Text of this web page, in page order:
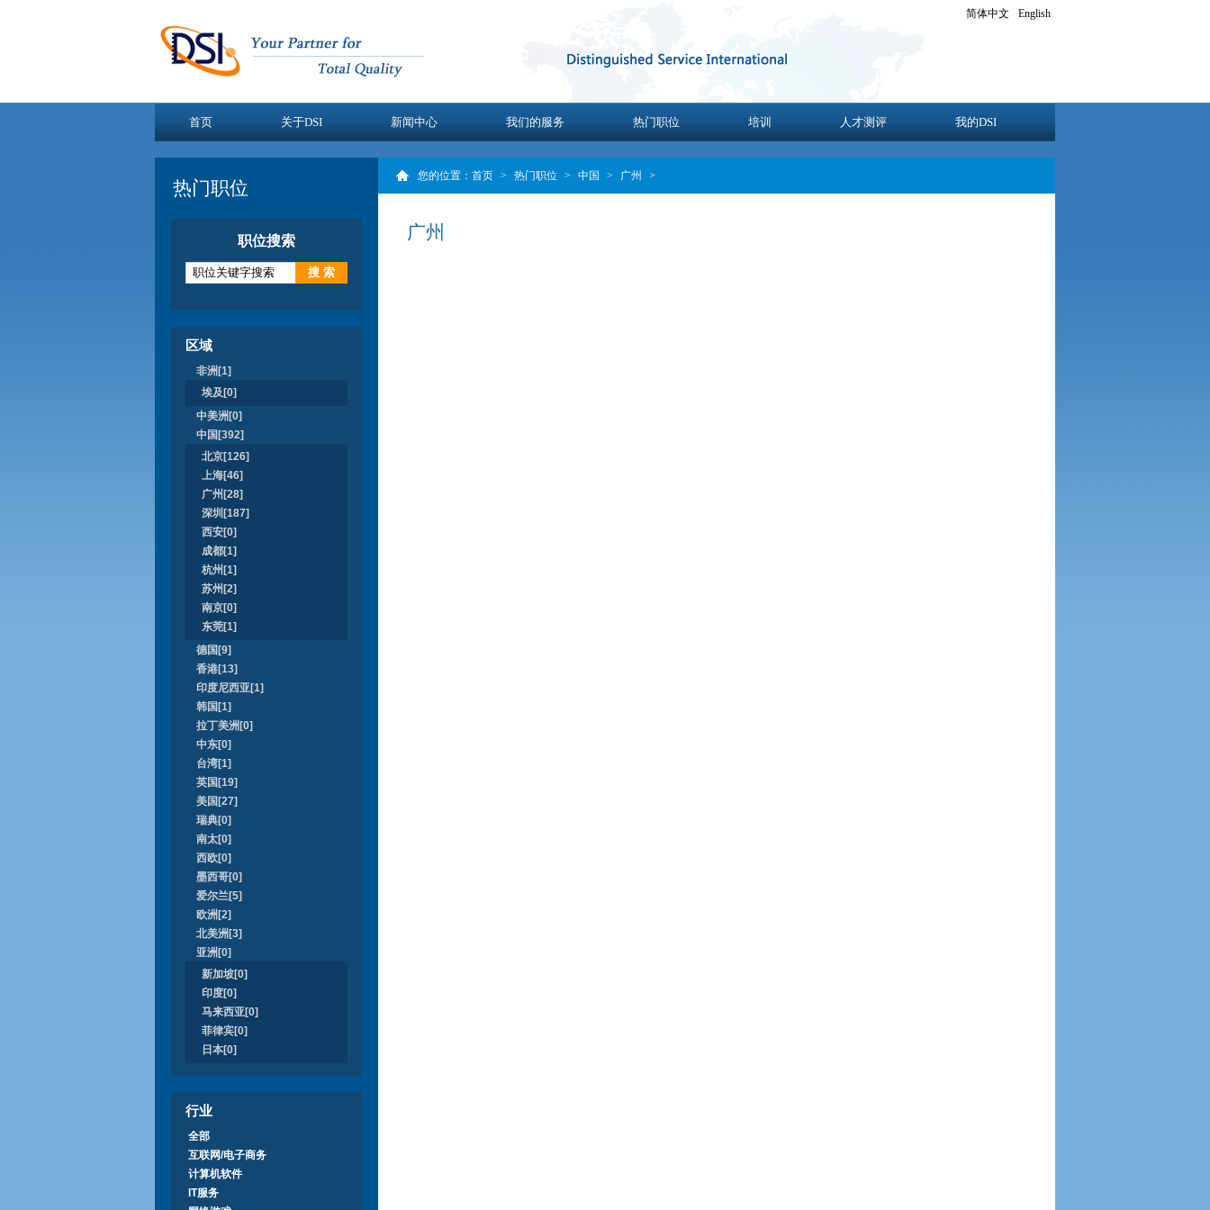
简体中文 English
首页 关于DSI 新闻中心 我们的服务 热门职位 培训 人才测评 我的DSI
热门职位
职位搜索
区域
非洲[1]
埃及[0]
中美洲[0]
中国[392]
北京[126]
上海[46]
广州[28]
深圳[187]
西安[0]
成都[1]
杭州[1]
苏州[2]
南京[0]
东莞[1]
德国[9]
香港[13]
印度尼西亚[1]
韩国[1]
拉丁美洲[0]
中东[0]
台湾[1]
英国[19]
美国[27]
瑞典[0]
南太[0]
西欧[0]
墨西哥[0]
爱尔兰[5]
欧洲[2]
北美洲[3]
亚洲[0]
新加坡[0]
印度[0]
马来西亚[0]
菲律宾[0]
日本[0]
行业
全部
互联网/电子商务
计算机软件
IT服务
您的位置： 首页 > 热门职位 > 中国 > 广州 >
广州